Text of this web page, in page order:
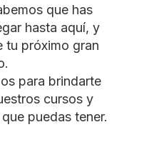
que has
hasta aquí, y
tu próximo gran
para brindarte
cursos y
puedas tener.